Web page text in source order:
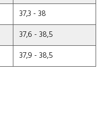
37,3 - 38
37,6 - 38,5
37,9 - 38,5